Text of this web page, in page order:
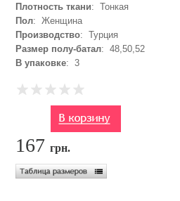
Плотность ткани: Тонкая
Пол: Женщина
Производство: Турция
Размер полу-батал: 48,50,52
В упаковке: 3
167грн.